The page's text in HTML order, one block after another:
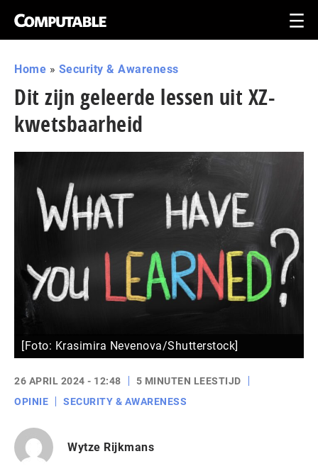
Home » Security & Awareness
Dit zijn geleerde lessen uit XZ-
kwetsbaarheid
[Foto: Krasimira Nevenova/Shutterstock]
26 APRIL 2024 - 12:48
5 MINUTEN LEESTIJD
OPINIE
SECURITY & AWARENESS
Wytze Rijkmans